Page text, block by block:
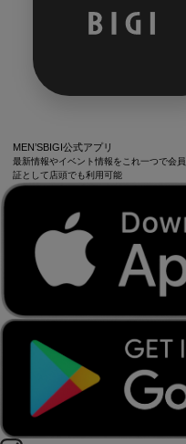
MEN’SBIGI公式アプリ
最新情報やイベント情報をこれ一つで会員
証として店頭でも利用可能